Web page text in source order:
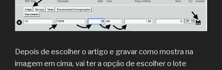
Depois de escolher o artigo e gravar como mostra na
imagem em cima, vai ter a opção de escolher o lote